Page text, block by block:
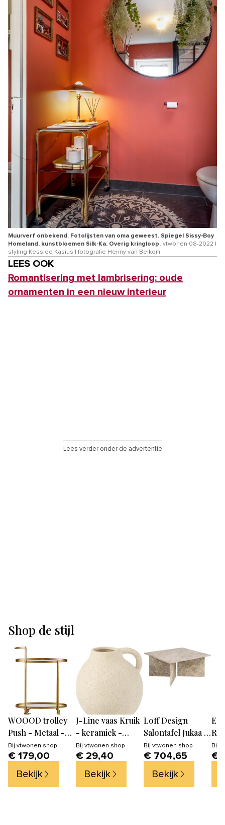
Muurverf onbekend. Fotolijsten van oma geweest. Spiegel Sissy-Boy
Homeland, kunstbloemen Silk-Ka. Overig kringloop. vtwonen 08-2022 |
styling Kesslee Kasius | fotografie Henny van Belkom
LEES OOK
Romantisering met lambrisering: oude
ornamenten in een nieuw interieur
Lees verder onder de advertentie
Shop de stijl
WOOOD trolley
Push - Metaal -
Antique Brass -
86x67x35
Bij vtwonen shop
€ 179,00
Bekijk
J-Line vaas Kruik
- keramiek -
beige - small - Ø
14.5 cm
Bij vtwonen shop
€ 29,40
Bekijk
Loff Design
Salontafel Jukaa -
90 x 90 cm -
Beige marmer
Bij vtwonen shop
€ 704,65
Bekijk
Bij
€